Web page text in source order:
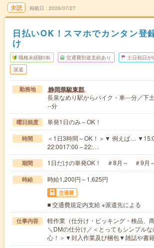
未読 掲載日 2026/07/27
日払いOK！スマホでカンタン登
け
職種未経験OK 交通費別途支給あり 土日祝日が
派遣
勤務地 静岡県駿東郡
長泉なめり駅からバイク・車---分／下
--分
曜日頻度 単発1日のみ～OK！
時間
＜1日3時間～OK！＞▼ 例えば…
22:0017:00～22:…
期間 1日だけの単発OK！ ＃8月～ ＃9月
時給 時給1,200円～1,625円
交通費
■ 交通費規定内支給 ※派遣先による
仕事内容
軽作業（仕分け・ピッキング・検品、商
＼DMの仕分け／＜とってもシンプル
心！＞▼封入作業及び梱包▼雑誌や書